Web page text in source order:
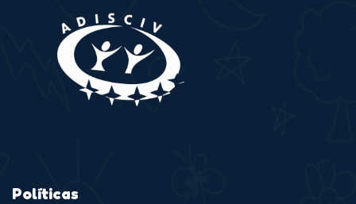
Políticas